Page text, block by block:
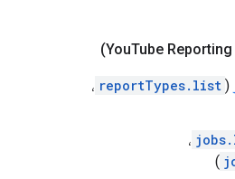
Tube Reporting
(
reportTypes.list ،
،
)